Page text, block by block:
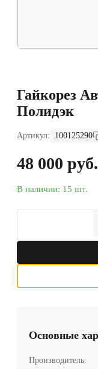
Гайкорез
Полидэк
Артикул: 100125290
48 000 руб.
В наличии: 15 шт.
Основные
Производитель: